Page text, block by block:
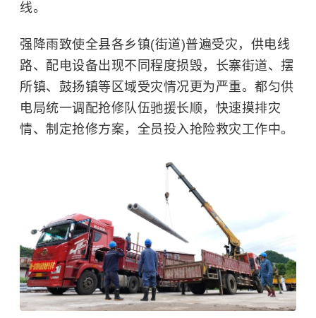
线。
强降雨致使全县各乡镇(街道)普遍受灾，供电线
路、配电设备出现不同程度损毁，长寨街道、摆
所镇、鼓扬镇等区域受灾情况更为严重。都匀供
电局统一调配抢修队伍驰援长顺，快速摸排灾
情、制定抢修方案，全员投入抢险救灾工作中。